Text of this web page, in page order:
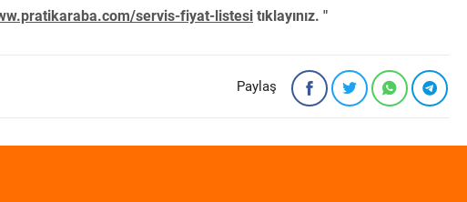
servis-fiyat-listesi tıklayınız. "
Paylaş